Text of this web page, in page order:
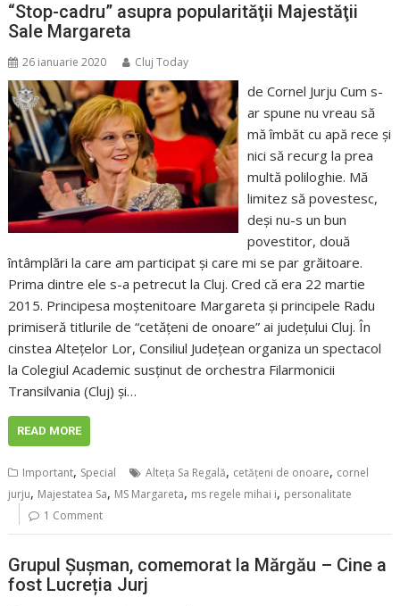
“Stop-cadru” asupra popularităţii Majestăţii
Sale Margareta
26 ianuarie 2020 Cluj Today
de Cornel Jurju Cum s-
ar spune nu vreau să
mă îmbăt cu apă rece şi
nici să recurg la prea
multă poliloghie. Mă
limitez să povestesc,
deşi nu-s un bun
povestitor, două
întâmplări la care am participat şi care mi se par grăitoare.
Prima dintre ele s-a petrecut la Cluj. Cred că era 22 martie
2015. Principesa moştenitoare Margareta şi principele Radu
primiseră titlurile de “cetăţeni de onoare” ai judeţului Cluj. În
cinstea Alteţelor Lor, Consiliul Judeţean organiza un spectacol
la Colegiul Academic susţinut de orchestra Filarmonicii
Transilvania (Cluj) şi…
READ MORE
Important, Special Alteța Sa Regală, cetățeni de onoare, cornel
jurju, Majestatea Sa, MS Margareta, ms regele mihai i, personalitate
1 Comment
Grupul Șușman, comemorat la Mărgău – Cine a
fost Lucreția Jurj